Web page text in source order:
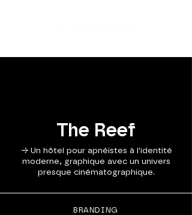
The Reef
→ Un hôtel pour apnéistes à l'identité
moderne, graphique avec un univers
presque cinématographique.
BRANDING